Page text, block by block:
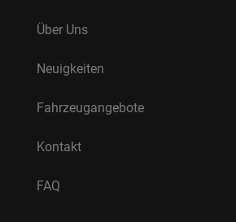
Über Uns
Neuigkeiten
Fahrzeugangebote
Kontakt
FAQ